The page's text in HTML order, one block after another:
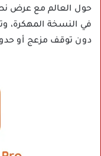
في النسخة المهكرة،
دون توقف مزعج أو